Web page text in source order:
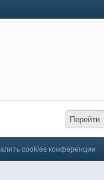
Перейти
cookies конференции